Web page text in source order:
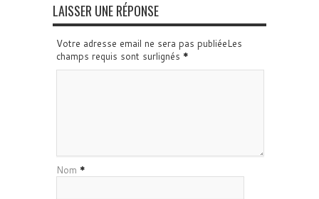
LAISSER UNE RÉPONSE
Votre adresse email ne sera pas publiéeLes
champs requis sont surlignés *
Nom *